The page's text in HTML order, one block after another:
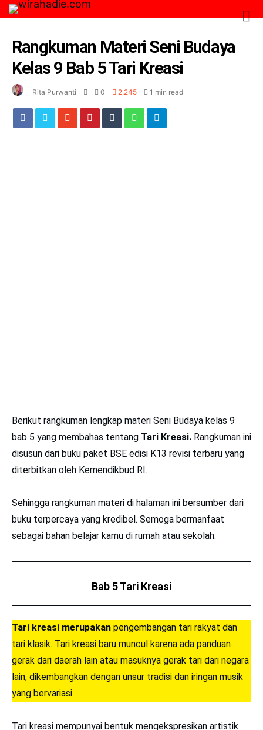
Rangkuman Materi Seni Budaya
Kelas 9 Bab 5 Tari Kreasi
Rita Purwanti 0 2,245 1 min read
Berikut rangkuman lengkap materi Seni Budaya kelas 9
bab 5 yang membahas tentang Tari Kreasi. Rangkuman ini
disusun dari buku paket BSE edisi K13 revisi terbaru yang
diterbitkan oleh Kemendikbud RI.
Sehingga rangkuman materi di halaman ini bersumber dari
buku terpercaya yang kredibel. Semoga bermanfaat
sebagai bahan belajar kamu di rumah atau sekolah.
Bab 5 Tari Kreasi
Tari kreasi merupakan pengembangan tari rakyat dan
tari klasik. Tari kreasi baru muncul karena ada panduan
gerak dari daerah lain atau masuknya gerak tari dari negara
lain, dikembangkan dengan unsur tradisi dan iringan musik
yang bervariasi.
Tari kreasi mempunyai bentuk mengekspresikan artistik